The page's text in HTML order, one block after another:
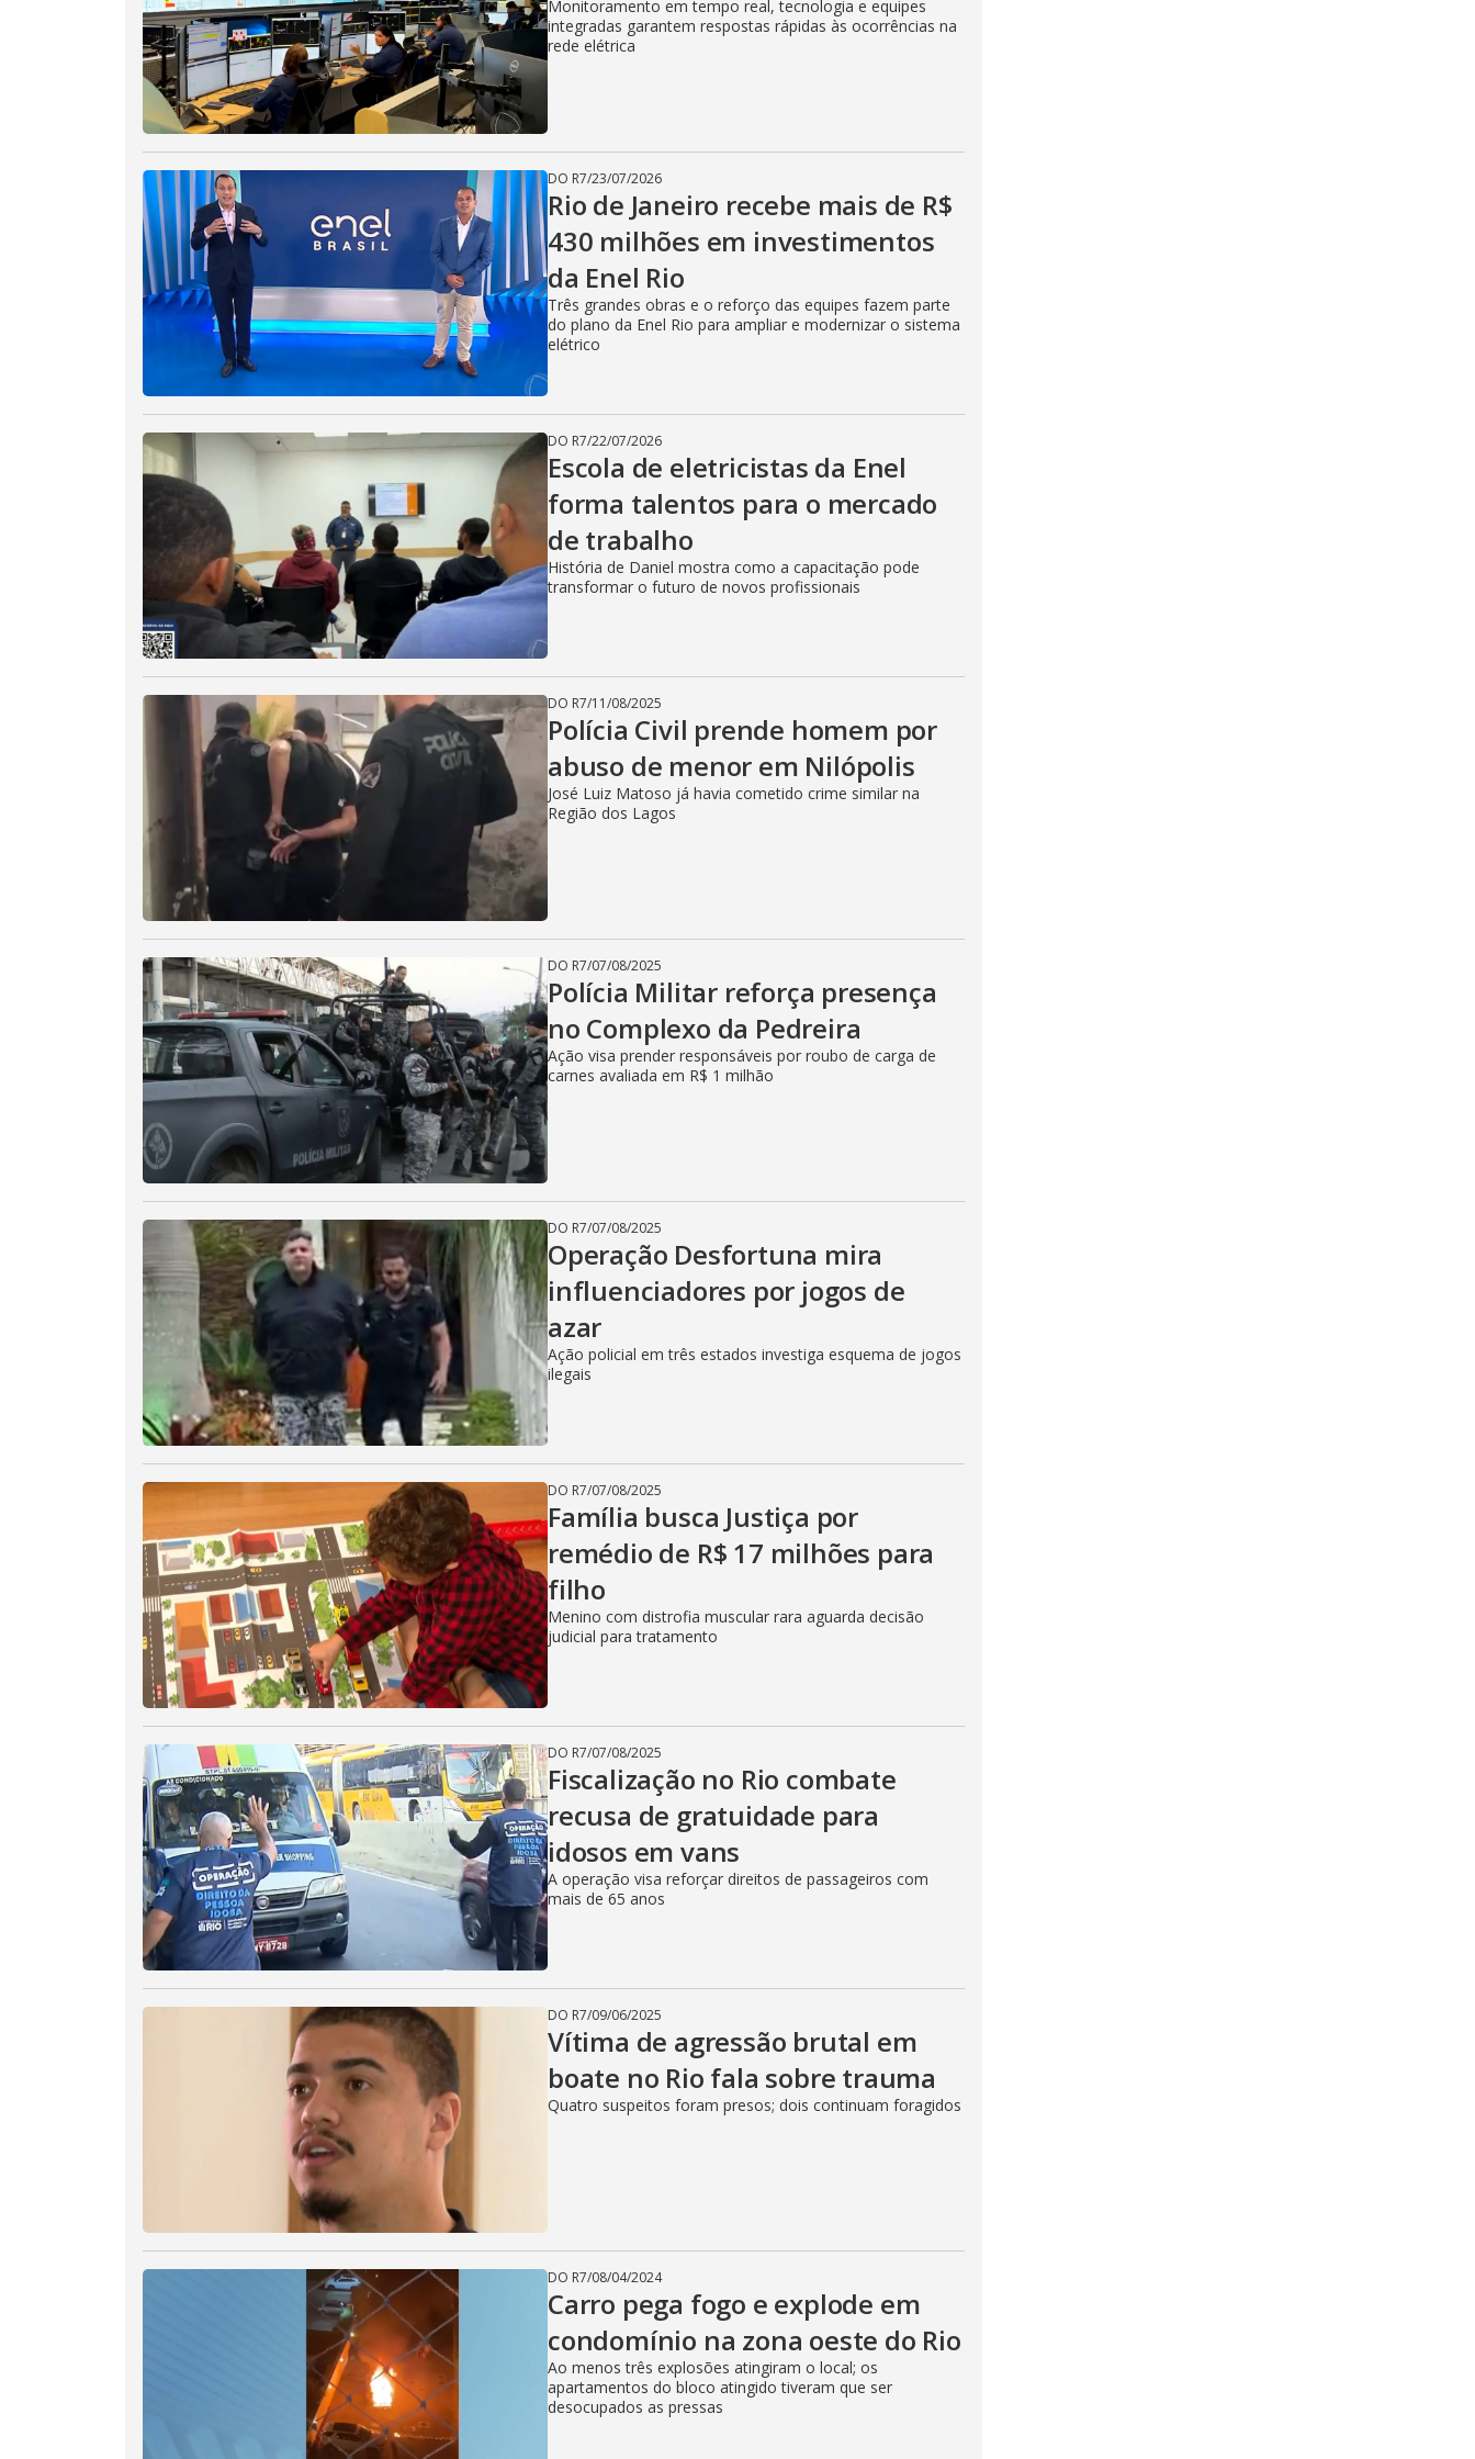
i
d
e
o
Monitoramento em tempo real, tecnologia e equipes
integradas garantem respostas rápidas às ocorrências na
rede elétrica
DO R7/23/07/2026
Rio de Janeiro recebe mais de R$
430 milhões em investimentos
da Enel Rio
Três grandes obras e o reforço das equipes fazem parte
do plano da Enel Rio para ampliar e modernizar o sistema
elétrico
DO R7/22/07/2026
Escola de eletricistas da Enel
forma talentos para o mercado
de trabalho
História de Daniel mostra como a capacitação pode
transformar o futuro de novos profissionais
DO R7/11/08/2025
Polícia Civil prende homem por
abuso de menor em Nilópolis
José Luiz Matoso já havia cometido crime similar na
Região dos Lagos
DO R7/07/08/2025
Polícia Militar reforça presença
no Complexo da Pedreira
Ação visa prender responsáveis por roubo de carga de
carnes avaliada em R$ 1 milhão
DO R7/07/08/2025
Operação Desfortuna mira
influenciadores por jogos de
azar
Ação policial em três estados investiga esquema de jogos
ilegais
DO R7/07/08/2025
Família busca Justiça por
remédio de R$ 17 milhões para
filho
Menino com distrofia muscular rara aguarda decisão
judicial para tratamento
DO R7/07/08/2025
Fiscalização no Rio combate
recusa de gratuidade para
idosos em vans
A operação visa reforçar direitos de passageiros com
mais de 65 anos
DO R7/09/06/2025
Vítima de agressão brutal em
boate no Rio fala sobre trauma
Quatro suspeitos foram presos; dois continuam foragidos
DO R7/08/04/2024
Carro pega fogo e explode em
condomínio na zona oeste do Rio
Ao menos três explosões atingiram o local; os
apartamentos do bloco atingido tiveram que ser
desocupados as pressas